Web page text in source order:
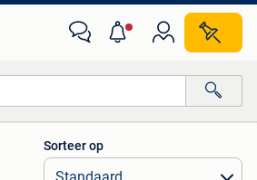
Alle afstanden…
Sorteer op